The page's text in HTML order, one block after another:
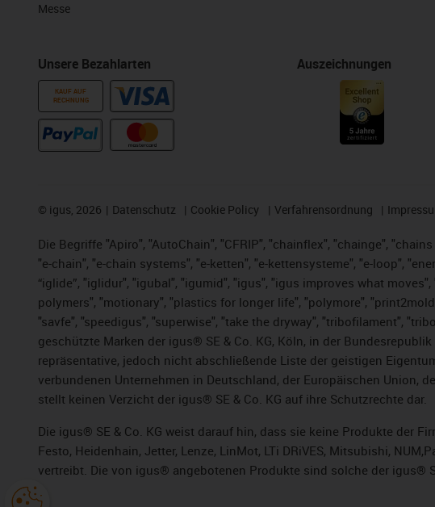
Messe
Unsere Bezahlarten
KAUF AUF
RECHNUNG
Auszeichnungen
© igus, 2026 Datenschutz Cookie Policy Verfahrensordnung
Die Begriffe "Apiro", "AutoChain", "CFRIP", "chainflex", "chainge",
"e-chain", "e-chain systems", "e-ketten", "e-kettensysteme", "e-loop",
“iglide”, "iglidur", "igubal", "igumid", "igus", "igus improves what
polymers", "motionary", "plastics for longer life", "polymore",
"savfe", "speedigus", "superwise", "take the dryway", "tribofilament",
geschützte Marken der igus® SE & Co. KG, Köln, in der
repräsentative, jedoch nicht abschließende Liste der geistigen
verbundenen Unternehmen in Deutschland, der Europäischen Union,
stellt keinen Verzicht der igus® SE & Co. KG auf ihre Schutzrechte dar.
Die igus® SE & Co. KG weist darauf hin, dass sie keine Produkte der
Festo, Heidenhain, Jetter, Lenze, LinMot, LTi DRiVES, Mitsubishi,
vertreibt. Die von igus® angebotenen Produkte sind solche der igus®